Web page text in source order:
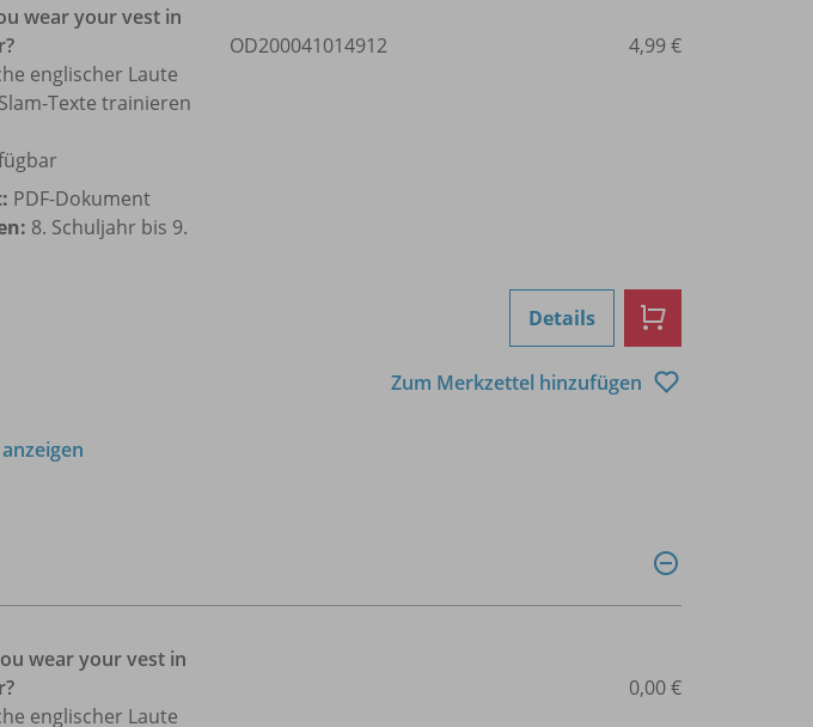
wear your vest in
englischer Laute
Texte trainieren
PDF-Dokument
8. Schuljahr bis 9.
OD200041014912 4,99 €
Details
Zum Merkzettel hinzufügen
wear your vest in
englischer Laute
0,00 €